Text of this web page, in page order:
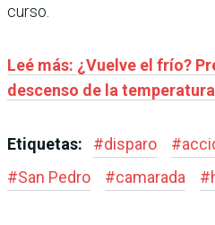
curso.
Leé más: ¿Vuelve el frío?
descenso de la
Etiquetas: #disparo #
#San Pedro #camarada #